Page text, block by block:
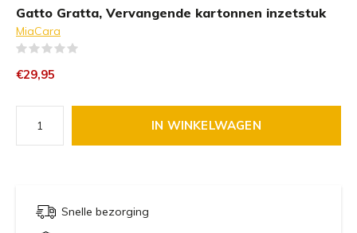
Gatto Gratta, Vervangende kartonnen inzetstuk
MiaCara
€29,95
IN WINKELWAGEN
Snelle bezorging